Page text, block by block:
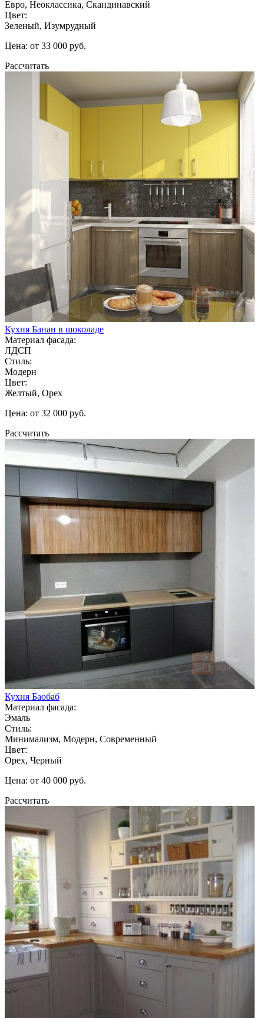
Евро, Неоклассика, Скандинавский
Цвет:
Зеленый, Изумрудный
Цена: от 33 000 руб.
Рассчитать
Кухня Банан в шоколаде
Материал фасада:
ЛДСП
Стиль:
Модерн
Цвет:
Желтый, Орех
Цена: от 32 000 руб.
Рассчитать
Кухня Баобаб
Материал фасада:
Эмаль
Стиль:
Минимализм, Модерн, Современный
Цвет:
Орех, Черный
Цена: от 40 000 руб.
Рассчитать